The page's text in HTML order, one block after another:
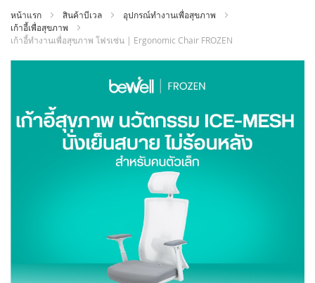
หน้าแรก สินค้าบีเวล
อุปกรณ์ทำงานเพื่อสุขภาพ
เก้าอี้เพื่อสุขภาพ
เก้าอี้ทำงานเพื่อสุขภาพ โฟรเซ่น | Ergonomic Chair FROZEN
ส่วน
ท้าย